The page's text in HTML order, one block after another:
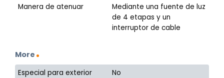
Manera de atenuar
Mediante una fuente de luz
de 4 etapas y un
interruptor de cable
More
Especial para exterior
No